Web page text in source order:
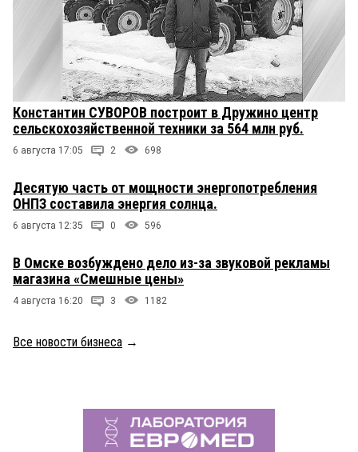
Константин СУВОРОВ построит в Дружино центр
сельскохозяйственной техники за 564 млн руб.
6 августа 17:05 2 698
Десятую часть от мощности энергопотребления
ОНПЗ составила энергия солнца.
6 августа 12:35 0 596
В Омске возбуждено дело из-за звуковой рекламы
магазина «Смешные цены»
4 августа 16:20 3 1182
Все новости бизнеса →